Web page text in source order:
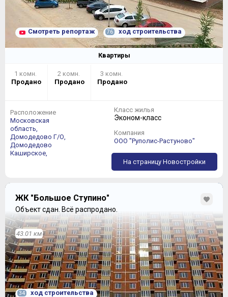
Смотреть репортаж 76 ход строительства
Квартиры
1 комн.
Продано
2 комн.
Продано
3 комн.
Продано
Расположение
Московская
область,
Домодедово Г/О,
Домодедово
Каширское,
Класс жилья
Эконом-класс
Компания
ООО "Руполис-Растуново"
На страницу Новостройки
ЖК "Большое Ступино"
Объект сдан. Всё распродано.
43.01 км
34 ход строительства